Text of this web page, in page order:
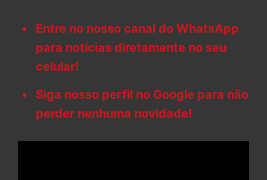
Entre no nosso canal do WhatsApp
para notícias diretamente no seu
celular!
Siga nosso perfil no Google para não
perder nenhuma novidade!